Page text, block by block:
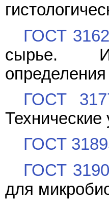
ГОСТ
сырье.
ГОСТ
Технические
ГОСТ
ГОСТ
для